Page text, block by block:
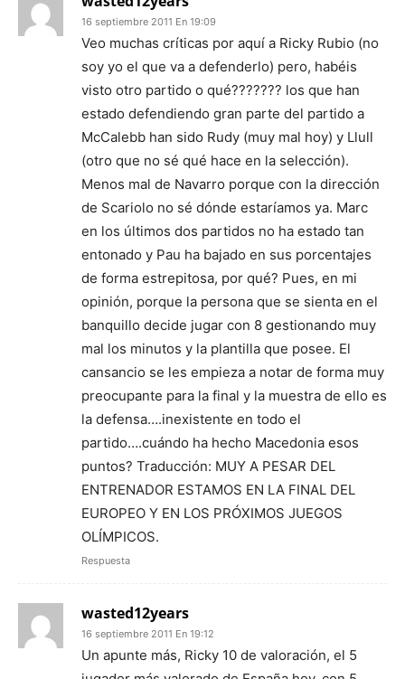
16 septiembre 2011 En 19:09
Veo muchas críticas por aquí a Ricky Rubio (no
soy yo el que va a defenderlo) pero, habéis
visto otro partido o qué??????? los que han
estado defendiendo gran parte del partido a
McCalebb han sido Rudy (muy mal hoy) y Llull
(otro que no sé qué hace en la selección).
Menos mal de Navarro porque con la dirección
de Scariolo no sé dónde estaríamos ya. Marc
en los últimos dos partidos no ha estado tan
entonado y Pau ha bajado en sus porcentajes
de forma estrepitosa, por qué? Pues, en mi
opinión, porque la persona que se sienta en el
banquillo decide jugar con 8 gestionando muy
mal los minutos y la plantilla que posee. El
cansancio se les empieza a notar de forma muy
preocupante para la final y la muestra de ello es
la defensa….inexistente en todo el
partido….cuándo ha hecho Macedonia esos
puntos? Traducción: MUY A PESAR DEL
ENTRENADOR ESTAMOS EN LA FINAL DEL
EUROPEO Y EN LOS PRÓXIMOS JUEGOS
OLÍMPICOS.
Respuesta
wasted12years
16 septiembre 2011 En 19:12
Un apunte más, Ricky 10 de valoración, el 5